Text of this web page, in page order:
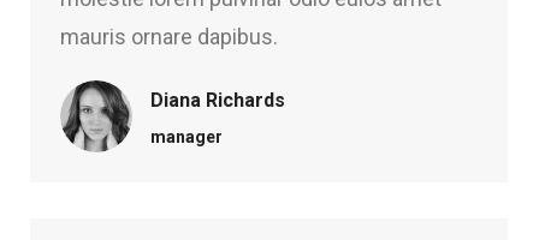
mauris ornare dapibus.
Diana Richards
manager